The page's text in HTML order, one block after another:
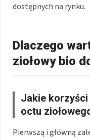
dostępnych na rynku.
Dlaczego
ziołowy bio
Jakie
octu
Pierwszą i główną